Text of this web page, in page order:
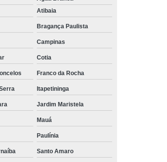
Banho Fio Penteado
de Banho Algodão
de Banho Grande
Toalha de Pedicure
Toalha de Manicure
Manicure Pedicure
Manicure e Pedicure
Atibaia
Bragança Paulista
Campinas
Cotia
Franco da Rocha
Itapetininga
Jardim Maristela
Mauá
Paulínia
Santo Amaro